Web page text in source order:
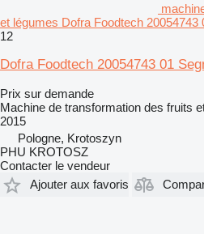
et légumes Dofra Foodtech
12
Dofra Foodtech 20054743 01
Prix sur demande
Machine de transformation des fruits
2015
Pologne, Krotoszyn
PHU KROTOSZ
Contacter le vendeur
Ajouter aux favoris